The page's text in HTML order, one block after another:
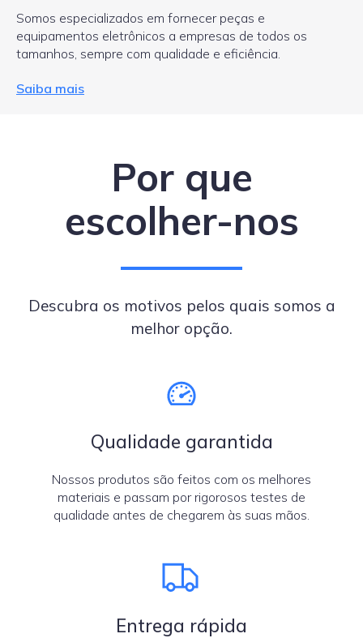
Somos especializados em fornecer peças e
equipamentos eletrônicos a empresas de todos os
tamanhos, sempre com qualidade e eficiência.
Saiba mais
Por que
escolher-nos
Descubra os motivos pelos quais somos a
melhor opção.
Qualidade garantida
Nossos produtos são feitos com os melhores
materiais e passam por rigorosos testes de
qualidade antes de chegarem às suas mãos.
Entrega rápida